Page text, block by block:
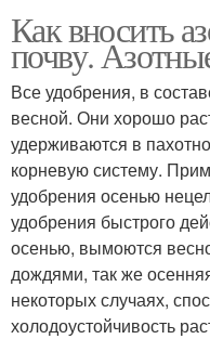
Как вносить
почву.
Все удобрения, в
весной. Они хорошо
удерживаются в
корневую систему.
удобрения осенью
удобрения быстрого
осенью, вымоются
дождями, так же
некоторых случаях,
холодоустойчивость